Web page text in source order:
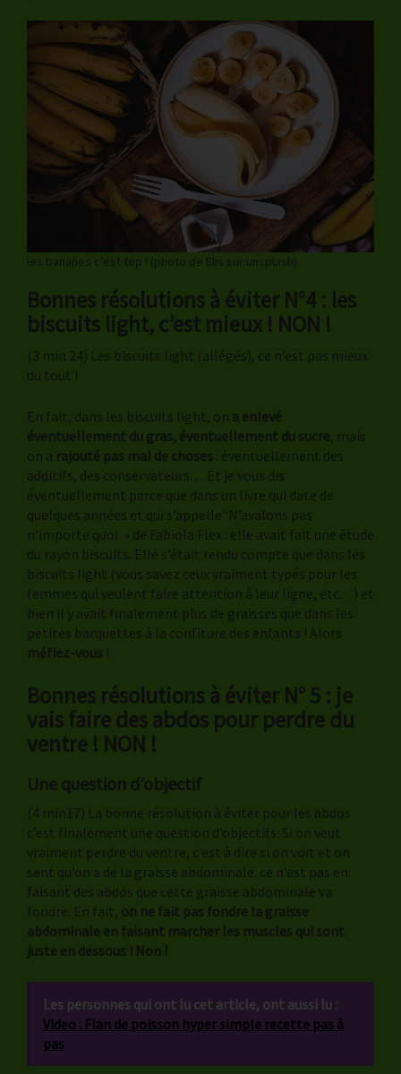
les bananes c’est top ! (photo de Elis sur unsplash)
Bonnes résolutions à éviter N°4 : les
biscuits light, c’est mieux ! NON !
(3 min 24) Les biscuits light (allégés), ce n’est pas mieux
du tout !
En fait, dans les biscuits light, on a enlevé
éventuellement du gras, éventuellement du sucre, mais
on a rajouté pas mal de choses : éventuellement des
additifs, des conservateurs… Et je vous dis
éventuellement parce que dans un livre qui date de
quelques années et qui s’appelle ‘N’avalons pas
n’importe quoi » de Fabiola Flex : elle avait fait une étude
du rayon biscuits. Elle s’était rendu compte que dans les
biscuits light (vous savez ceux vraiment typés pour les
femmes qui veulent faire attention à leur ligne, etc…) et
bien il y avait finalement plus de graisses que dans les
petites barquettes à la confiture des enfants ! Alors
méfiez-vous !
Bonnes résolutions à éviter N° 5 : je
vais faire des abdos pour perdre du
ventre ! NON !
Une question d’objectif
(4 min17) La bonne résolution à éviter pour les abdos
c’est finalement une question d’objectifs. Si on veut
vraiment perdre du ventre, c’est à dire si on voit et on
sent qu’on a de la graisse abdominale. ce n’est pas en
faisant des abdos que cette graisse abdominale va
fondre. En fait, on ne fait pas fondre la graisse
abdominale en faisant marcher les muscles qui sont
juste en dessous ! Non !
Les personnes qui ont lu cet article, ont aussi lu :
Video : Flan de poisson hyper simple recette pas à
pas